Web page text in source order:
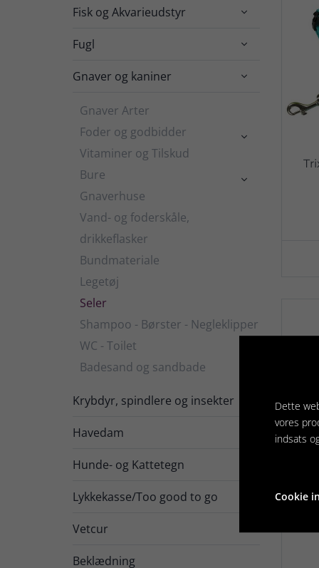
Fisk og Akvarieudstyr 
Fugl 
Gnaver og kaniner 
Gnaver Arter
Foder og godbidder

Vitaminer og Tilskud
Bure

Gnaverhuse
Vand- og foderskåle,
drikkeflasker
Bundmateriale
Legetøj
Seler
Shampoo - Børster - Negleklipper
WC - Toilet
Badesand og sandbade
Krybdyr, spindlere og insekter
Havedam
Hunde- og Kattetegn
Lykkekasse/Too good to go
Vetcur
Beklædning
Dette
vores
indsats
Cookie